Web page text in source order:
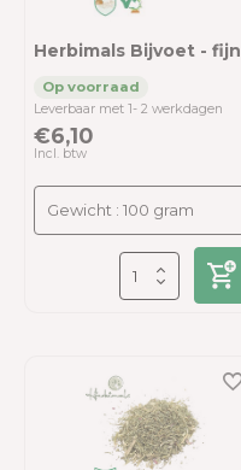
Herbimals Bijvoet - fijn
Leverbaar met 1- 2 werkdagen
€6,10
Incl. btw